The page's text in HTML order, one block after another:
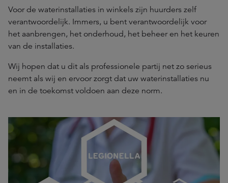
Voor de waterinstallaties in winkels zijn huurders zelf
verantwoordelijk. Immers, u bent verantwoordelijk voor
het aanbrengen, het onderhoud, het beheer en het keuren
van de installaties.
Wij hopen dat u dit als professionele partij net zo serieus
neemt als wij en ervoor zorgt dat uw waterinstallaties nu
en in de toekomst voldoen aan deze norm.